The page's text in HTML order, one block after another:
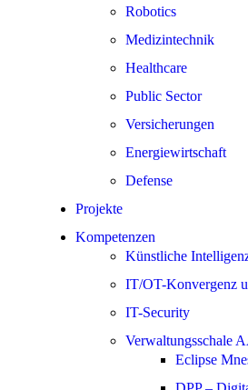
Robotics
Medizintechnik
Healthcare
Public Sector
Versicherungen
Energiewirtschaft
Defense
Projekte
Kompetenzen
Künstliche
IT/OT-Konvergenz
IT-Security
Verwaltungsschale
Eclipse